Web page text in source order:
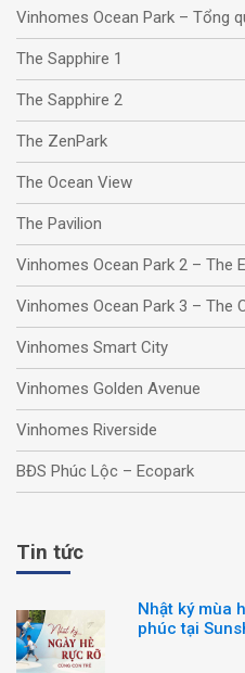
Vinhomes Ocean Park – Tổng
The Sapphire 1
The Sapphire 2
The ZenPark
The Ocean View
The Pavilion
Vinhomes Ocean Park 2 – The
Vinhomes Ocean Park 3 – The
Vinhomes Smart City
Vinhomes Golden Avenue
Vinhomes Riverside
BĐS Phúc Lộc – Ecopark
Tin tức
Nhật ký mùa
phúc tại